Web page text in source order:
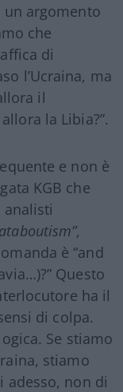
un argomento
che
di
l’Ucraina, ma
il
la Libia?”.
e non è
KGB che
analisti
,
è “and
Questo
ha il
di colpa.
Se stiamo
stiamo
non di